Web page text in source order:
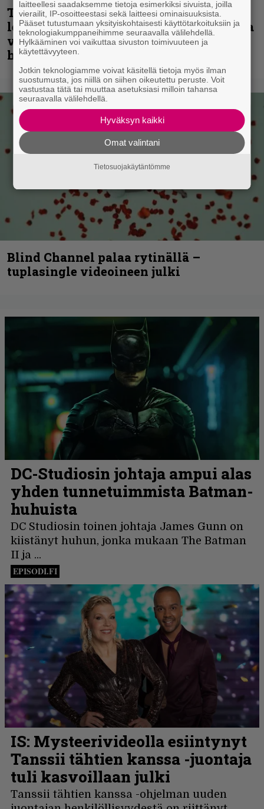
Thrash ’n’ roll -yhtye Madred ryydittää
levyjulkaisua keikkareissulla kuvatulla
videolla – ”Oltiin pakussa kusihädässä
helvetin väsyneenä…”
Blind Channel palaa rytinällä –
tuplasingle videoineen julki
laitteellesi saadaksemme tietoja esimerkiksi sivuista, joilla
vierailit, IP-osoitteestasi sekä laitteesi ominaisuuksista.
Pääset tutustumaan yksityiskohtaisesti käyttötarkoituksiin ja
teknologiakumppaneihimme seuraavalla välilehdellä.
Hylkääminen voi vaikuttaa sivuston toimivuuteen ja
käytettävyyteen.
Jotkin teknologiamme voivat käsitellä tietoja myös ilman
suostumusta, jos niillä on siihen oikeutettu peruste. Voit
vastustaa tätä tai muuttaa asetuksiasi milloin tahansa
seuraavalla välilehdellä.
Hyväksyn kaikki
Omat valintani
Tietosuojakäytäntömme